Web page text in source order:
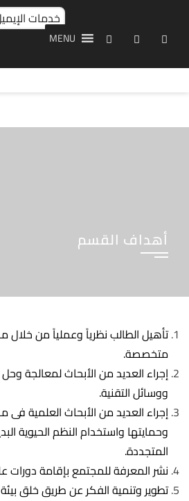
خدمات
MENU
أهداف القسم
تأهيل الطالب نظرياً وعملياً من خلال
متخصصة.
إجراء العديد من الأبحاث لمعالجة
ووسائل التقنية.
إجراء العديد من الأبحاث العلمية فى
وحمايتها واستخدام النظم الحيوية
المتجددة.
نشر المعرفة للمجتمع بإقامة
تطوير وتنمية الفكر عن طريق خلق بيئة